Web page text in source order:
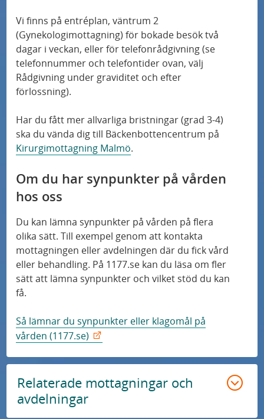
Vi finns på entréplan, väntrum 2
(Gynekologimottagning) för bokade besök två
dagar i veckan, eller för telefonrådgivning (se
telefonnummer och telefontider ovan, välj
Rådgivning under graviditet och efter
förlossning).
Har du fått mer allvarliga bristningar (grad 3-4)
ska du vända dig till Bäckenbottencentrum på
Kirurgimottagning Malmö.
Om du har synpunkter på vården
hos oss
Du kan lämna synpunkter på vården på flera
olika sätt. Till exempel genom att kontakta
mottagningen eller avdelningen där du fick vård
eller behandling. På 1177.se kan du läsa om fler
sätt att lämna synpunkter och vilket stöd du kan
få.
Så lämnar du synpunkter eller klagomål på
vården (1177.se)
Relaterade mottagningar och
avdelningar